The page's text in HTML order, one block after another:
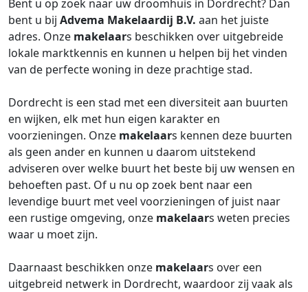
Bent u op zoek naar uw droomhuis in Dordrecht? Dan
bent u bij Advema Makelaardij B.V. aan het juiste
adres. Onze makelaars beschikken over uitgebreide
lokale marktkennis en kunnen u helpen bij het vinden
van de perfecte woning in deze prachtige stad.
Dordrecht is een stad met een diversiteit aan buurten
en wijken, elk met hun eigen karakter en
voorzieningen. Onze makelaars kennen deze buurten
als geen ander en kunnen u daarom uitstekend
adviseren over welke buurt het beste bij uw wensen en
behoeften past. Of u nu op zoek bent naar een
levendige buurt met veel voorzieningen of juist naar
een rustige omgeving, onze makelaars weten precies
waar u moet zijn.
Daarnaast beschikken onze makelaars over een
uitgebreid netwerk in Dordrecht, waardoor zij vaak als